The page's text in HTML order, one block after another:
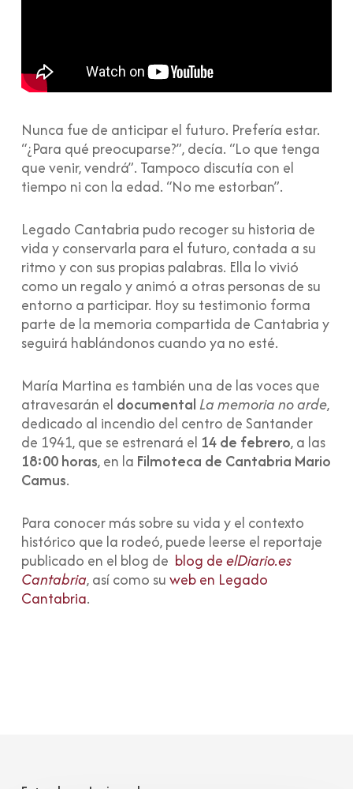
Nunca fue de anticipar el futuro. Prefería estar.
“¿Para qué preocuparse?”, decía. “Lo que tenga
que venir, vendrá”. Tampoco discutía con el
tiempo ni con la edad. “No me estorban”.
Legado Cantabria pudo recoger su historia de
vida y conservarla para el futuro, contada a su
ritmo y con sus propias palabras. Ella lo vivió
como un regalo y animó a otras personas de su
entorno a participar. Hoy su testimonio forma
parte de la memoria compartida de Cantabria y
seguirá hablándonos cuando ya no esté.
María Martina es también una de las voces que
atravesarán el documentalLa memoria no arde,
dedicado al incendio del centro de Santander
de 1941, que se estrenará el 14 de febrero, a las
18:00 horas, en la Filmoteca de Cantabria Mario
Camus.
Para conocer más sobre su vida y el contexto
histórico que la rodeó, puede leerse el reportaje
publicado en el blog de blog deelDiario.es
Cantabria, así como suweb en Legado
Cantabria.